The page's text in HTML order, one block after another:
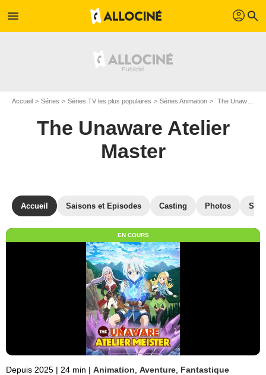
menu profil search
Accueil Séries Séries TV les plus populaires Séries Animation The Unaware Atelier Master
The Unaware Atelier
Master
Accueil Saisons et Episodes Casting Photos
EN COURS
Depuis 2025 | 24 min | Animation Aventure Fantastique